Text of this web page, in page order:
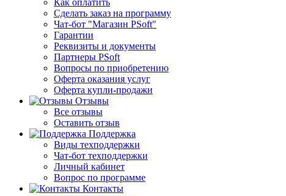
Как оплатить
Сделать заказ на программу
Чат-бот "Магазин PSoft"
Гарантии
Реквизиты и документы
Партнеры PSoft
Вопросы по приобретению
Оферта оказания услуг
Оферта купли-продажи
Отзывы
Все отзывы
Оставить отзыв
Поддержка
Виды техподдержки
Чат-бот техподдержки
Личный кабинет
Вопрос по программе
Контакты